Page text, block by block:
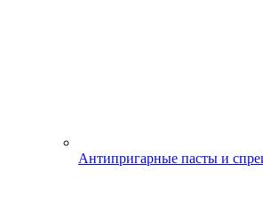
Антипригарные пасты и